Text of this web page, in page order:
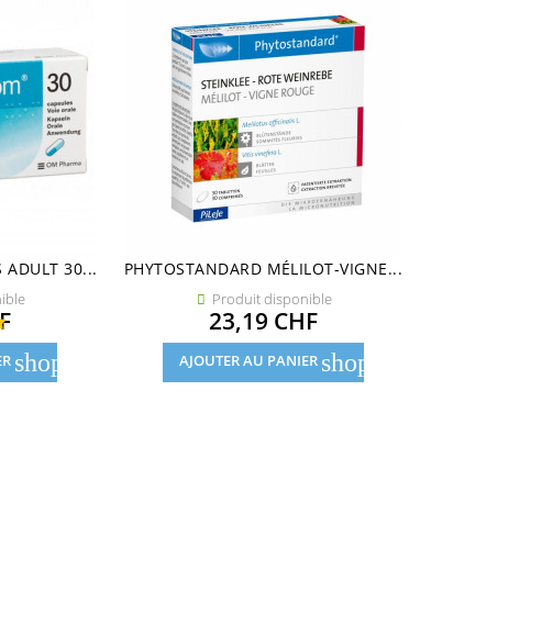
ADULT 30...
shopping_cart
PHYTOSTANDARD MÉLILOT-VIGNE...
 Produit disponible
Prix
23,19 CHF
AJOUTER AU PANIER shopping_cart